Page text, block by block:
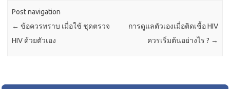
Post navigation
← ข้อควรทราบ เมื่อใช้ ชุดตรวจ
HIV ด้วยตัวเอง
การดูแลตัวเองเมื่อติดเชื้อ HIV
ควรเริ่มต้นอย่างไร ? →